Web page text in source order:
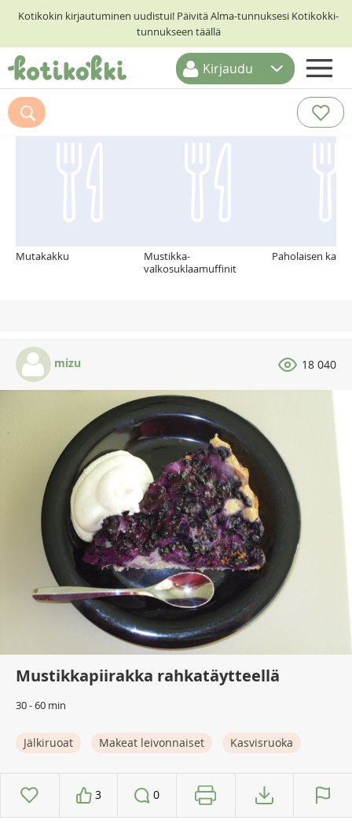
Kotikokin kirjautuminen uudistui! Päivitä Alma-tunnuksesi Kotikokki-
tunnukseen täällä
ETUSIVU
RESEPTIHAKU
Kirjaudu
Suosittelemme myös
Mutakakku
Mustikka-
valkosuklaamuffinit
Paholaisen
mizu 18 040
Mustikkapiirakka rahkatäytteellä
30 - 60 min
Jälkiruoat Makeat leivonnaiset Kasvisruoka
3 0